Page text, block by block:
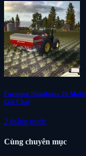
Farming Simulator 26
Giờ Chơi
2 tháng trước
Cùng chuyên mục